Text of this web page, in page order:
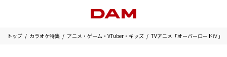
トップ カラオケ特集 アニメ・ゲーム・VTuber・キッズ TVアニメ「オーバーロードⅣ」